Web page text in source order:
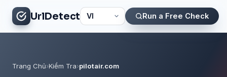
UrlDetect Run a Free Check
Trang Chủ›Kiểm Tra›pilotair.com